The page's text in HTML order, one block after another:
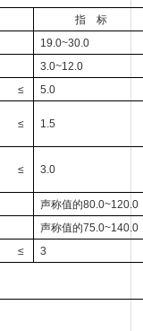
指 标
19.0~30.0
3.0~12.0
≤ 5.0
≤ 1.5
≤ 3.0
声称值的80.0~120.0
声称值的75.0~140.0
≤ 3